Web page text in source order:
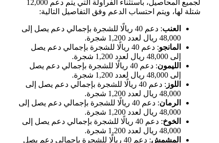
لجميع المحاصيل، باستثناء الفراولة التي يتم دعم 12,000
شتلة لها، ويتم احتساب الدعم وفق التفاصيل التالية:
العنب
: دعم 40 ريالًا للشجرة بإجمالي دعم يصل إلى
48,000 ريال لعدد 1,200 شجرة.
المانجو
: دعم 40 ريالًا للشجرة بإجمالي دعم يصل
إلى 48,000 ريال لعدد 1,200 شجرة.
الليمون
: دعم 40 ريالًا للشجرة بإجمالي دعم يصل
إلى 48,000 ريال لعدد 1,200 شجرة.
اللوز
: دعم 40 ريالًا للشجرة بإجمالي دعم يصل إلى
48,000 ريال لعدد 1,200 شجرة.
الرمان
: دعم 40 ريالًا للشجرة بإجمالي دعم يصل إلى
48,000 ريال لعدد 1,200 شجرة.
الخوخ
: دعم 40 ريالًا للشجرة بإجمالي دعم يصل إلى
48,000 ريال لعدد 1,200 شجرة.
المشمش
: دعم 40 ريالًا للشجرة بإجمالي دعم يصل